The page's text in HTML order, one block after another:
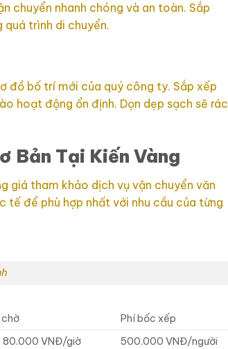
chuyển nhanh chóng và an toàn. Sắp
trình di chuyển.
đồ bố trí mới của quý công ty. Sắp xếp
hoạt động ổn định. Dọn dẹp sạch sẽ rác
Bản Tại Kiến Vàng
giá tham khảo dịch vụ vận chuyển văn
để phù hợp nhất với nhu cầu của từng
chờ
Phí bốc xếp
80.000 VNĐ/giờ
500.000 VNĐ/người